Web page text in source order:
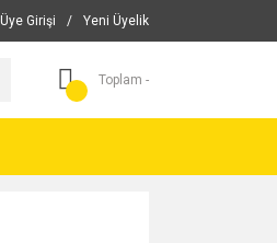
Üye Girişi / Yeni Üyelik
Toplam -